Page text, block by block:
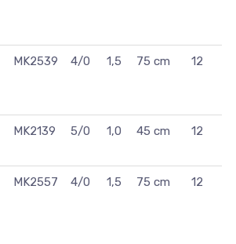
MK2539 4/0 1,5 75 cm 12
MK2139 5/0 1,0 45 cm 12
MK2557 4/0 1,5 75 cm 12